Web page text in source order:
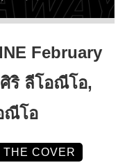
February
ริ ลีโอณีโอ,
ณีโอ
THE COVER